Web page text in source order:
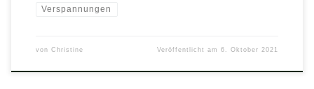
Verspannungen
von Christine Veröffentlicht am6. Oktober 2021